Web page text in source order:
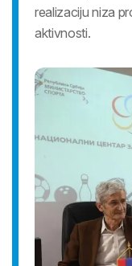
realizaciju niza
aktivnosti.